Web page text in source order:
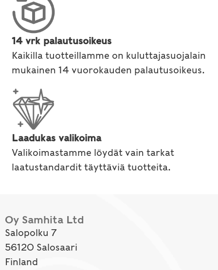
14 vrk palautusoikeus
Kaikilla tuotteillamme on kuluttajasuojalain
mukainen 14 vuorokauden palautusoikeus.
Laadukas valikoima
Valikoimastamme löydät vain tarkat
laatustandardit täyttäviä tuotteita.
Oy Samhita Ltd
Salopolku 7
56120 Salosaari
Finland